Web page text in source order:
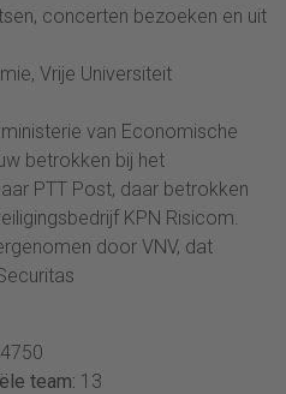
concerten bezoeken en uit
Vrije Universiteit
van Economische
betrokken bij het
PTT Post, daar betrokken
KPN Risicom.
door VNV, dat
4750
team: 13